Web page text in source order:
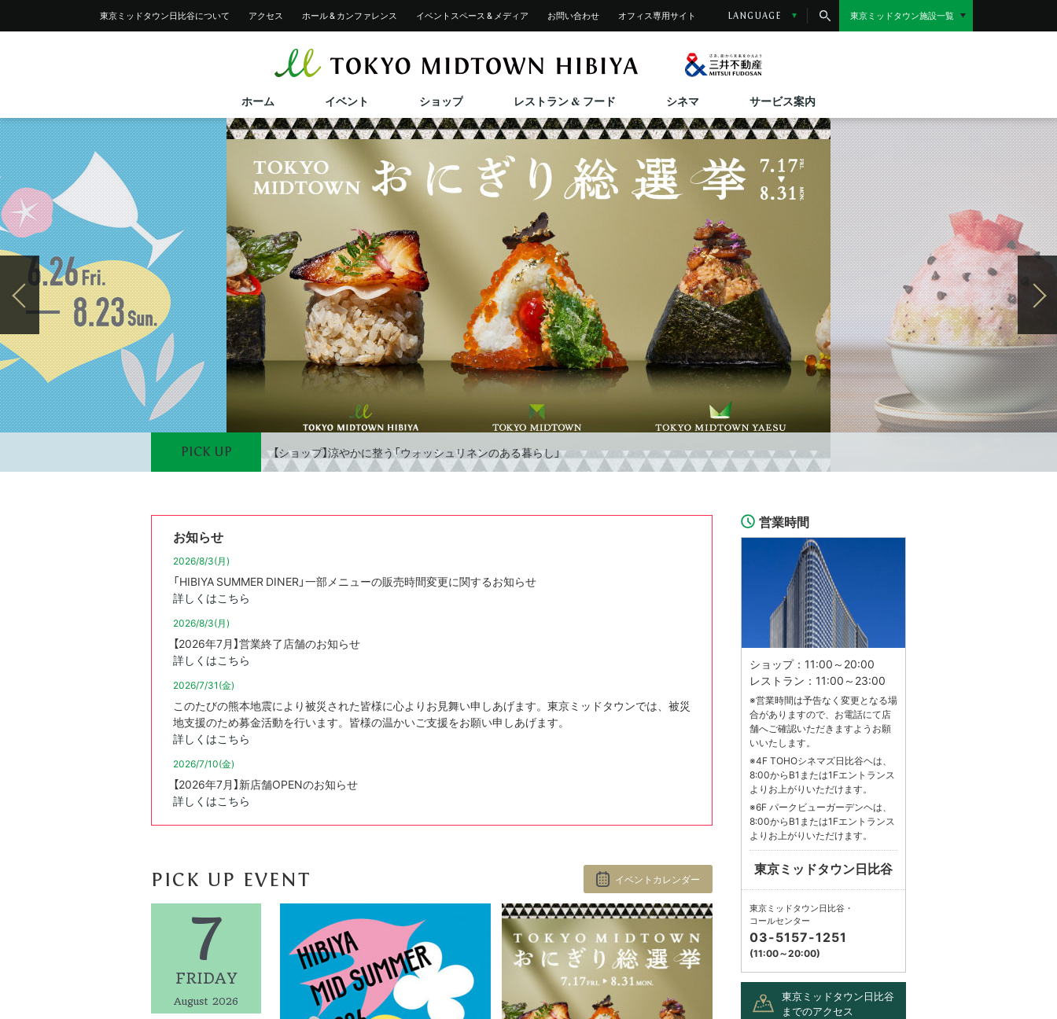
東京ミッドタウン日比谷について アクセス ホール &カンファレンス イベントスペース & メディア お問い合わせ オフィス専用サイト LANGUAGE 東京ミッドタウン施設一覧
ホーム イベント ショップ レストラン & フード シネマ サービス案内
2026/6/26(金)～8/23(日)
HIBIYA MID SUMMER 2026
2026/7/10(金)～8/31(月)
ひんやりスイーツ ～真夏の日比谷、冷たい誘惑～
ショップ検索
フロアガイド
2025/12/4(木)～2026/11/30(月)
レストラン＆フード検索
2026/7/17(金)～8/31(月)
東京ミッドタウン日比谷 STAGE Vol.42
2026/7/17(金)～8/31(月)
TOKYO MIDTOWN おにぎり総選挙
施設サービス紹介 小さなお子様をお連れのお客様へ
バリアフリーサービス ペットご同伴のお客様へ
【ショップ】涼やかに整う「ウォッシュリネンのある暮らし」
【ショップ】限定カラー「マホガニー」の超甘撚りタオル
【ショップ】60th Anniversary Graphic Collection
お知らせ
2026/8/3(月)
「HIBIYA SUMMER DINER」一部メニューの販売時間変更に関するお知らせ
詳しくはこちら
2026/8/3(月)
【2026年7月】営業終了店舗のお知らせ
詳しくはこちら
2026/7/31(金)
このたびの熊本地震により被災された皆様に心よりお見舞い申しあげます。東京ミッドタウンでは、被災
地支援のため募金活動を行います。皆様の温かいご支援をお願い申しあげます。
詳しくはこちら
2026/7/10(金)
【2026年7月】新店舗OPENのお知らせ
詳しくはこちら
PICK UP EVENT イベントカレンダー
7
FRIDAY
August 2026
営業時間
ショップ：11:00～20:00
レストラン：11:00～23:00
※営業時間は予告なく変更となる場
合がありますので、お電話にて店
舗へご確認いただきますようお願
いいたします。
※4F TOHOシネマズ日比谷ヘは、
8:00からB1または1Fエントランス
よりお上がりいただけます。
※6F パークビューガーデンヘは、
8:00からB1または1Fエントランス
よりお上がりいただけます。
東京ミッドタウン日比谷
東京ミッドタウン日比谷・
コールセンター
03-5157-1251
(11:00～20:00)
東京ミッドタウン日比谷
までのアクセス